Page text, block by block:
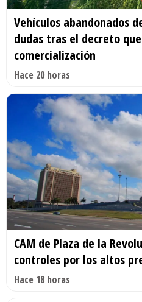
Vehículos abandonados
dudas tras el decreto
comercialización
Hace 20 horas
CAM de Plaza de la
controles por los altos
Hace 18 horas